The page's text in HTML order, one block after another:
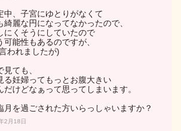
中、子宮にゆとりがなくて
綺麗な円になってなかったので、
にくそうにしていたので
能性もあるのですが、
われましたが)
ても、
る妊婦ってもっとお腹大きい
だけどなぁって思ってしまいます。
月を過ごされた方いらっしゃいますか？
2月18日